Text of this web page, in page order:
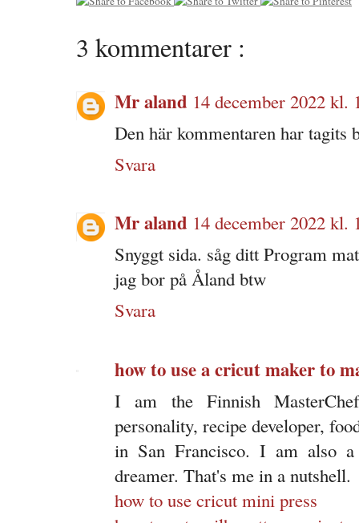
3 kommentarer :
Mr aland 14 december 2022 kl.
Den här kommentaren har tagits
Svara
Mr aland 14 december 2022 kl.
Snyggt sida. såg ditt Program
jag bor på Åland btw
Svara
how to use a cricut maker to
I am the Finnish
personality, recipe developer,
in San Francisco. I am also
dreamer. That's me in a nutshell.
how to use cricut mini press